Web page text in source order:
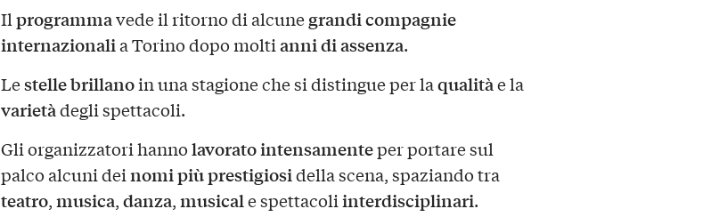
Ilprogrammavede il ritorno di alcunegrandi compagnie
internazionalia Torino dopo moltianni di assenza.
Lestellebrillanoin una stagione che si distingue per laqualitàe la
varietàdegli spettacoli.
Gli organizzatori hannolavorato intensamenteper portare sul
palco alcuni deinomi più prestigiosidella scena, spaziando tra
teatro,musica,danza,musicale spettacoliinterdisciplinari.